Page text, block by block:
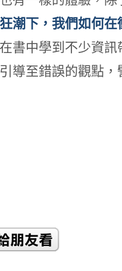
潮下，我們如何
書中學到不少資
導至錯誤的觀點